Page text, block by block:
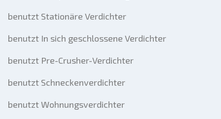
benutzt Stationäre Verdichter
benutzt In sich geschlossene Verdichter
benutzt Pre-Crusher-Verdichter
benutzt Schneckenverdichter
benutzt Wohnungsverdichter